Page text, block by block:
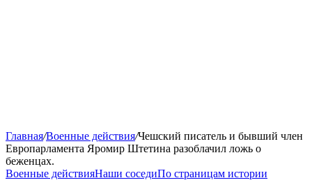
Главная/Военные действия/Чешский писатель и бывший член
Европарламента Яромир Штетина разоблачил ложь о
беженцах.
Военные действияНаши соседиПо страницам истории